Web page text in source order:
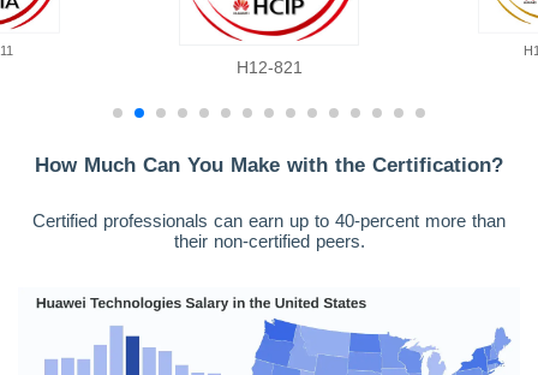
H12-821
How Much Can You Make with the Certification?
Certified professionals can earn up to 40-percent more than
their non-certified peers.